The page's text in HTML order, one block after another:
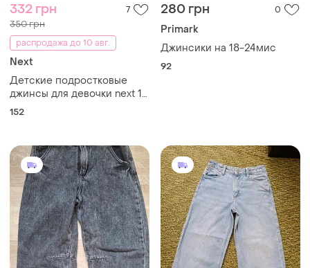
332 грн 7
350 грн
распродажа до 10 авг.
Next
Детские подростковые
джинсы для девочки next 12
лет 152 см рост синие
кэжуал уличный стиль
152
280 грн 0
Primark
Джинсики на 18-24мис
92